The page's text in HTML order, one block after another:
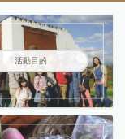
活動目的